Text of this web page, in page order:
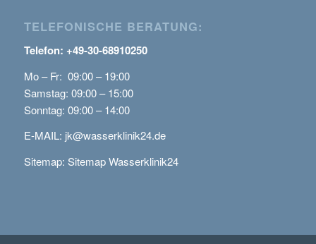
TELEFONISCHE BERATUNG:
Telefon: +49-30-68910250
Mo – Fr: 09:00 – 19:00
Samstag: 09:00 – 15:00
Sonntag: 09:00 – 14:00
E-MAIL: jk@wasserklinik24.de
Sitemap: Sitemap Wasserklinik24